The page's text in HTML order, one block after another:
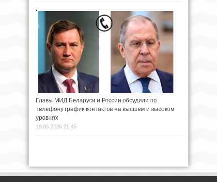
Главы МИД Беларуси и России обсудили по
телефону график контактов на высшем и высоком
уровнях
19.05.2026 21:45